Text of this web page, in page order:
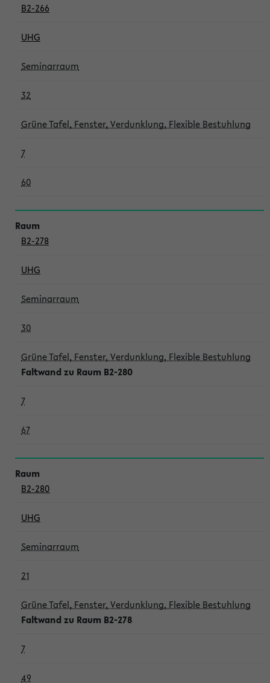
B2-266
UHG
Seminarraum
32
Grüne Tafel, Fenster, Verdunklung, Flexible Bestuhlung
7
60
B2-278
UHG
Seminarraum
30
Grüne Tafel, Fenster, Verdunklung, Flexible Bestuhlung
Faltwand zu Raum B2-280
7
67
B2-280
UHG
Seminarraum
21
Grüne Tafel, Fenster, Verdunklung, Flexible Bestuhlung
Faltwand zu Raum B2-278
7
49